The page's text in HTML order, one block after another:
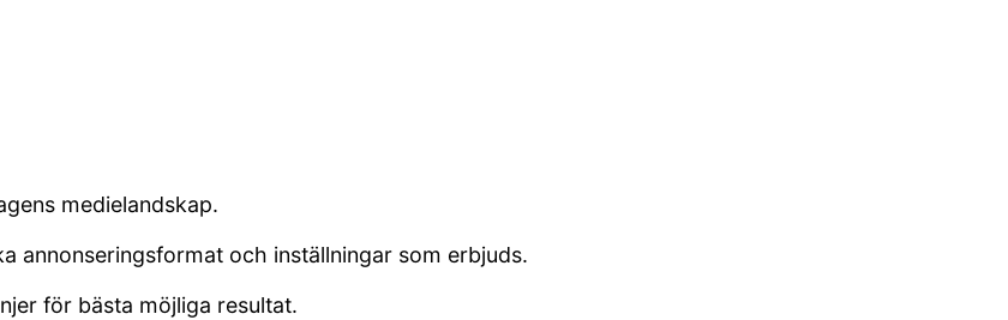
medielandskap.
annonseringsformat och inställningar som erbjuds.
för bästa möjliga resultat.